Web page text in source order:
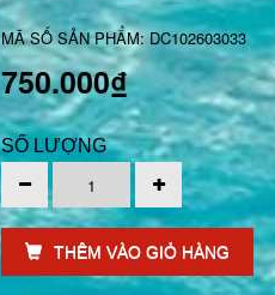
MÃ SỐ SẢN PHẨM: DC102603033
750.000₫
SỐ LƯỢNG
THÊM VÀO GIỎ HÀNG